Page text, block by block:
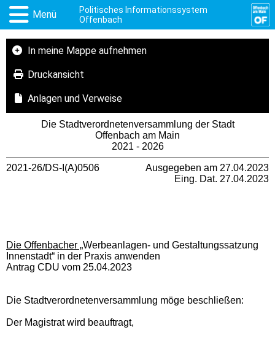
Menü
Politisches Informationssystem
Offenbach
In meine Mappe aufnehmen
Druckansicht
Anlagen und Verweise
Die Stadtverordnetenversammlung der Stadt
Offenbach am Main
2021 - 2026
2021-26/DS-I(A)0506
Ausgegeben am 27.04.2023
Eing. Dat. 27.04.2023
Die Offenbacher „Werbeanlagen- und Gestaltungssatzung
Innenstadt“ in der Praxis anwenden
Antrag CDU vom 25.04.2023
Die Stadtverordnetenversammlung möge beschließen:
Der Magistrat wird beauftragt,